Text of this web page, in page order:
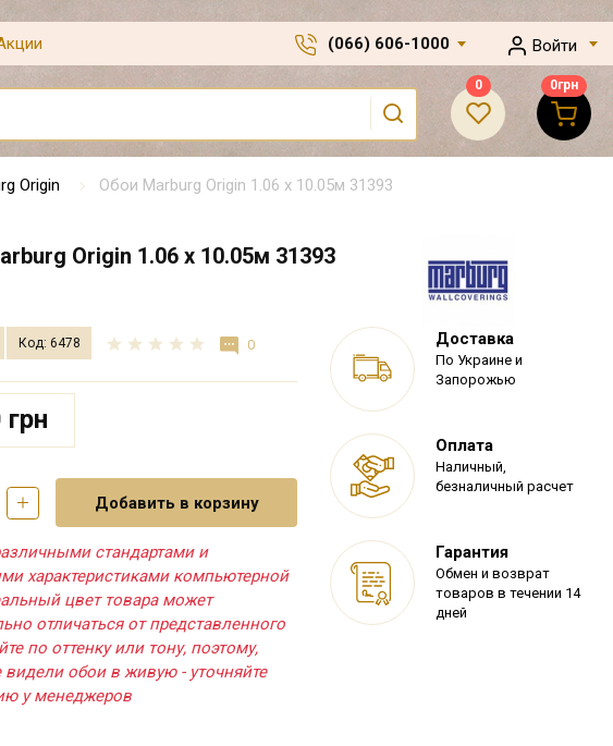
(066) 606-1000 Войти
0 0грн
Origin Обои Marburg Origin 1.06 х 10.05м 31393
Origin 1.06 х 10.05м 31393
Код: 6478 0
Добавить в корзину
стандартами и
характеристиками компьютерной
цвет товара может
отличаться от представленного
по оттенку или тону, поэтому,
обои в живую - уточняйте
у менеджеров
Доставка
По Украине и
Запорожью
Оплата
Наличный,
безналичный расчет
Гарантия
Обмен и возврат
товаров в течении 14
дней